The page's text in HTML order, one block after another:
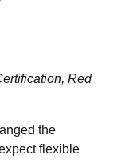
Red
the
flexible